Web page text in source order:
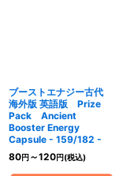
ブーストエナジー古代
海外版 英語版 Prize
Pack Ancient
Booster Energy
Capsule - 159/182 -
80円～120円(税込)